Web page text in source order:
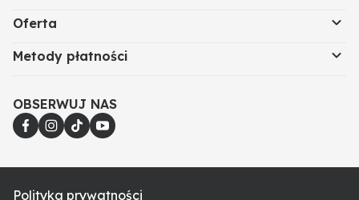
Oferta
Metody płatności
OBSERWUJ NAS
Polityka prywatności